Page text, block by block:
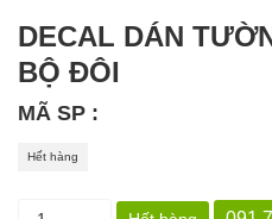
DECAL DÁN
BỘ ĐÔI
MÃ SP :
Hết hàng